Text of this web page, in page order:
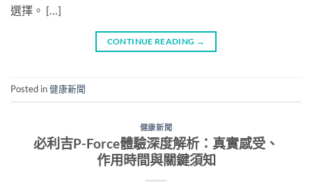
選擇。 […]
CONTINUE READING →
Posted in健康新聞
健康新聞
必利吉P-Force體驗深度解析：真實感受、
作用時間與關鍵須知